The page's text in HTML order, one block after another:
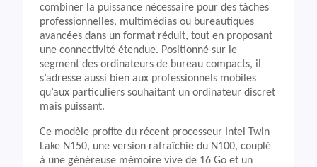
combiner la puissance nécessaire pour des tâches
professionnelles, multimédias ou bureautiques
avancées dans un format réduit, tout en proposant
une connectivité étendue. Positionné sur le
segment des ordinateurs de bureau compacts, il
s’adresse aussi bien aux professionnels mobiles
qu’aux particuliers souhaitant un ordinateur discret
mais puissant.
Ce modèle profite du récent processeur Intel Twin
Lake N150, une version rafraîchie du N100, couplé
à une généreuse mémoire vive de 16 Go et un